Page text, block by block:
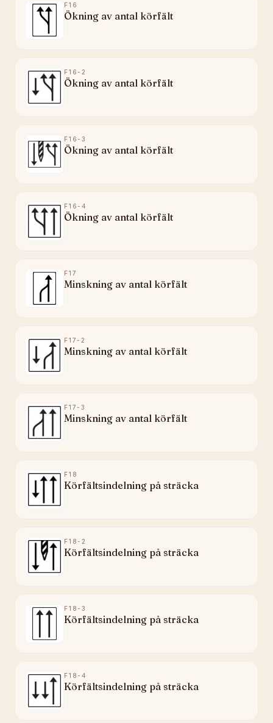
F16
Ökning av antal körfält
F16-2
Ökning av antal körfält
F16-3
Ökning av antal körfält
F16-4
Ökning av antal körfält
F17
Minskning av antal körfält
F17-2
Minskning av antal körfält
F17-3
Minskning av antal körfält
F18
Körfältsindelning på sträcka
F18-2
Körfältsindelning på sträcka
F18-3
Körfältsindelning på sträcka
F18-4
Körfältsindelning på sträcka